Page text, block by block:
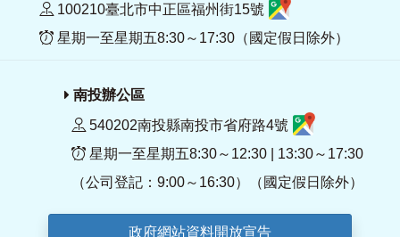
100210臺北市中正區福州街15號
星期一至星期五8:30～17:30（國定假日除外）
南投辦公區
540202南投縣南投市省府路4號
星期一至星期五8:30～12:30 | 13:30～17:30
（公司登記：9:00～16:30）（國定假日除外）
政府網站資料開放宣告